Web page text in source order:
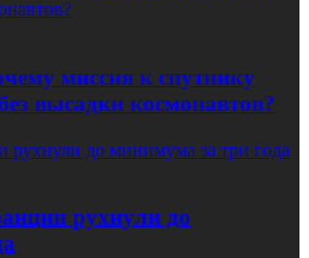
миссия к спутнику
высадки космонавтов?
до минимума за три года
рухнули до